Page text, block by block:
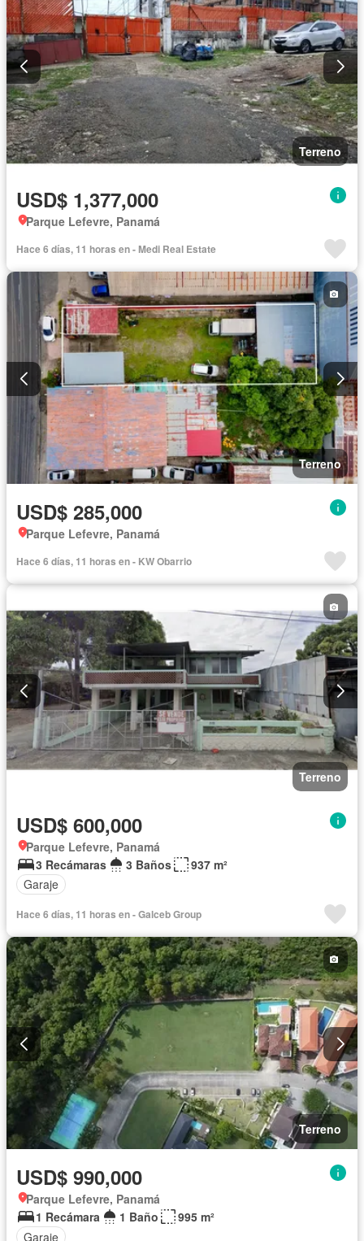
Terreno
USD$ 1,377,000
Parque Lefevre, Panamá
Hace 6 días, 11 horas en - Medi Real Estate
Terreno
USD$ 285,000
Parque Lefevre, Panamá
Hace 6 días, 11 horas en - KW Obarrio
Terreno
USD$ 600,000
Parque Lefevre, Panamá
3 Recámaras
3 Baños
937 m²
Garaje
Hace 6 días, 11 horas en - Galceb Group
Terreno
USD$ 990,000
Parque Lefevre, Panamá
1 Recámara
1 Baño
995 m²
Garaje